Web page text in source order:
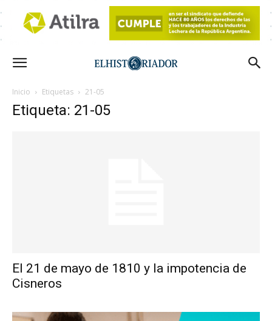
Inicio Etiquetas 21-05
Etiqueta: 21-05
El 21 de mayo de 1810 y la impotencia de
Cisneros